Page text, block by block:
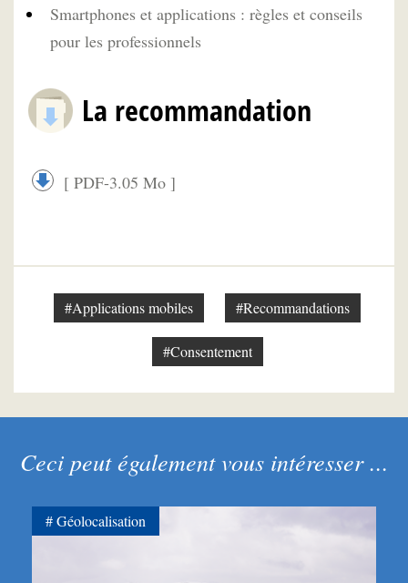
Smartphones et applications : règles et conseils
pour les professionnels
La recommandation
[ PDF-3.05 Mo ]
#Applications mobiles #Recommandations
#Consentement
Ceci peut également vous intéresser ...
Géolocalisation